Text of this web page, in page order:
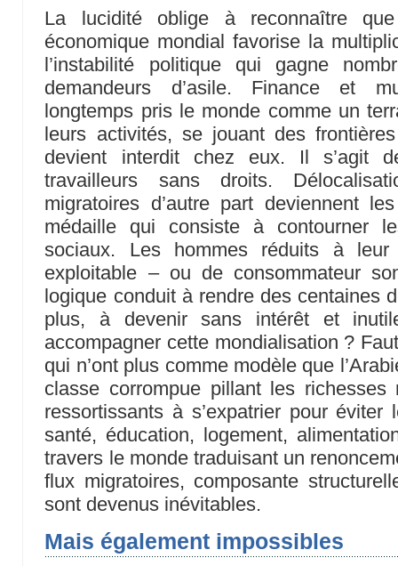
La lucidité oblige à reconnaître
économique mondial favorise la
l’instabilité politique qui gagne
demandeurs d’asile. Finance et
longtemps pris le monde comme un
leurs activités, se jouant des
devient interdit chez eux. Il s’agit
travailleurs sans droits.
migratoires d’autre part deviennent
médaille qui consiste à contourner
sociaux. Les hommes réduits à
exploitable – ou de consommateur
logique conduit à rendre des centaines
plus, à devenir sans intérêt et
accompagner cette mondialisation ?
qui n’ont plus comme modèle que
classe corrompue pillant les richesses
ressortissants à s’expatrier pour
santé, éducation, logement,
travers le monde traduisant un
flux migratoires, composante
sont devenus inévitables.
Mais également impossibles